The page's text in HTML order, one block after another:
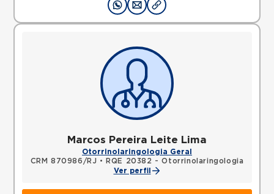
Marcos Pereira Leite Lima
Otorrinolaringologia Geral
CRM 870986/RJ •
RQE 20382 - Otorrinolaringologia
Ver perfil